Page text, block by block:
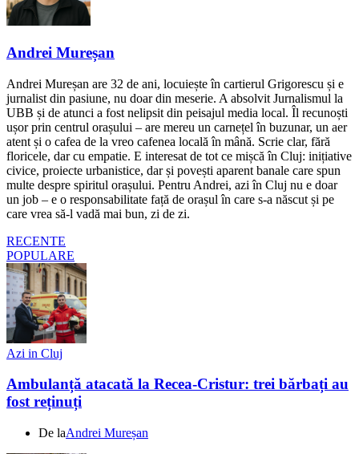
Andrei Mureșan
Andrei Mureșan are 32 de ani, locuiește în cartierul Grigorescu și e
jurnalist din pasiune, nu doar din meserie. A absolvit Jurnalismul la
UBB și de atunci a fost nelipsit din peisajul media local. Îl recunoști
ușor prin centrul orașului – are mereu un carnețel în buzunar, un aer
atent și o cafea de la vreo cafenea locală în mână. Scrie clar, fără
floricele, dar cu empatie. E interesat de tot ce mișcă în Cluj: inițiative
civice, proiecte urbanistice, dar și povești aparent banale care spun
multe despre spiritul orașului. Pentru Andrei, azi în Cluj nu e doar
un job – e o responsabilitate față de orașul în care s-a născut și pe
care vrea să-l vadă mai bun, zi de zi.
RECENTE
POPULARE
Azi in Cluj
Ambulanță atacată la Recea-Cristur: trei bărbați au
fost reținuți
De laAndrei Mureșan